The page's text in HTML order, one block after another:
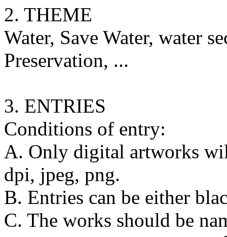
2. THEME
Water, Save Water, water
Preservation, ...
3. ENTRIES
Conditions of entry:
A. Only digital artworks
dpi, jpeg, png.
B. Entries can be either
C. The works should be